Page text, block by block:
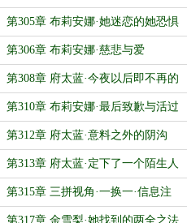
是秃鹫啊，是府太蓝啊
第305章 布莉安娜·她迷恋的她恐惧
的她渴望的但是
第306章 布莉安娜·慈悲与爱
第308章 府太蓝·今夜以后即不再的
同伴
第310章 布莉安娜·最后致歉与活过
今夜
第312章 府太蓝·意料之外的阴沟
第313章 府太蓝·定下了一个陌生人
的命运
第315章 三拼视角·一换一·信息注
入太早·巢穴警局NSPD
第317章 金雪梨·她找到的两全之法